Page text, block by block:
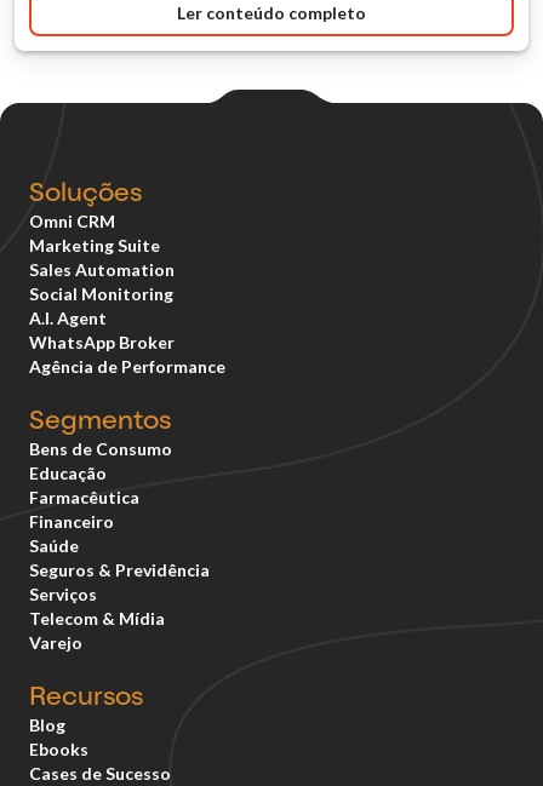
Ler conteúdo completo
Soluções
Omni CRM
Marketing Suite
Sales Automation
Social Monitoring
A.I. Agent
WhatsApp Broker
Agência de Performance
Segmentos
Bens de Consumo
Educação
Farmacêutica
Financeiro
Saúde
Seguros & Previdência
Serviços
Telecom & Mídia
Varejo
Recursos
Blog
Ebooks
Cases de Sucesso